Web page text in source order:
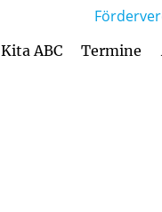
Kita ABC Termine